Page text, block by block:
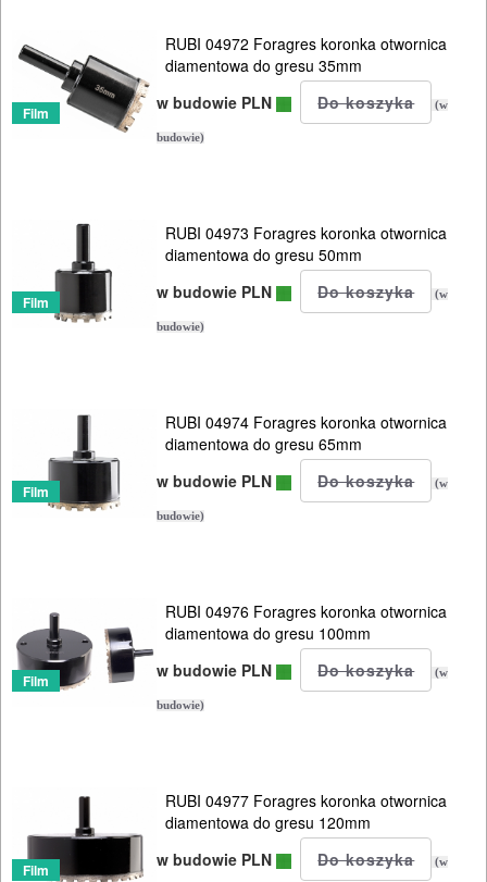
ELEKTRONARZĘDZIA
SIECIOWE
ELEKTRONARZĘDZIA
AKUMULATOROWE
AKCESORIA
DO
ELEKTRONARZĘDZI
TRANSPORTOWANIE
Film
RUBI 04972 Foragres koronka otwornica
diamentowa do gresu 35mm
w budowie PLN
(w
budowie)
Film
RUBI 04973 Foragres koronka otwornica
diamentowa do gresu 50mm
w budowie PLN
(w
budowie)
Film
RUBI 04974 Foragres koronka otwornica
diamentowa do gresu 65mm
w budowie PLN
(w
budowie)
Film
RUBI 04976 Foragres koronka otwornica
diamentowa do gresu 100mm
w budowie PLN
(w
budowie)
Film
RUBI 04977 Foragres koronka otwornica
diamentowa do gresu 120mm
w budowie PLN
(w